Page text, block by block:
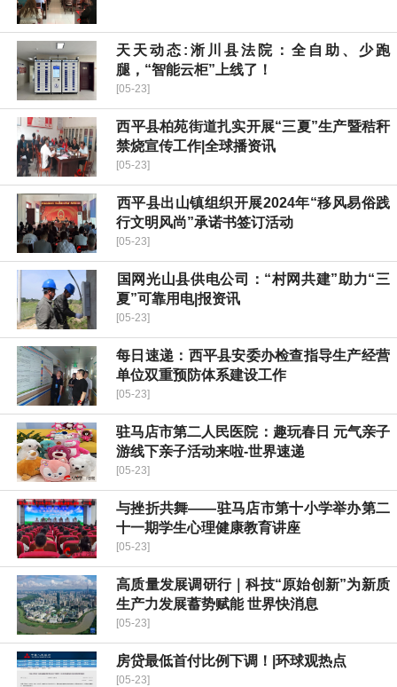
天天动态:淅川县法院：全自助、少跑
腿，“智能云柜”上线了！
[05-23]
​西平县柏苑街道扎实开展“三夏”生产暨秸秆
禁烧宣传工作|全球播资讯
[05-23]
​西平县出山镇组织开展2024年“移风易俗践
行文明风尚”承诺书签订活动
[05-23]
​国网光山县供电公司：“村网共建”助力“三
夏”可靠用电|报资讯
[05-23]
每日速递：​西平县安委办检查指导生产经营
单位双重预防体系建设工作
[05-23]
驻马店市第二人民医院：趣玩春日 元气亲子
游线下亲子活动来啦-世界速递
[05-23]
与挫折共舞——驻马店市第十小学举办第二
十一期学生心理健康教育讲座
[05-23]
高质量发展调研行｜科技“原始创新”为新质
生产力发展蓄势赋能 世界快消息
[05-23]
房贷最低首付比例下调！|环球观热点
[05-23]